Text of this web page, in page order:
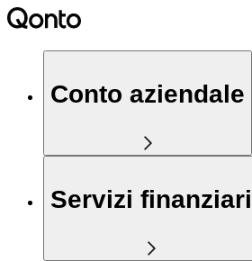
Conto aziendale
Servizi finanziari